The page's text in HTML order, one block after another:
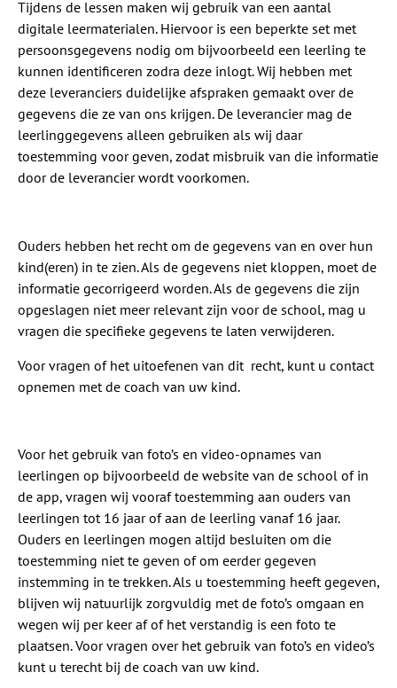
Tijdens de lessen maken wij gebruik van een aantal
digitale leermaterialen. Hiervoor is een beperkte set met
persoonsgegevens nodig om bijvoorbeeld een leerling te
kunnen identificeren zodra deze inlogt. Wij hebben met
deze leveranciers duidelijke afspraken gemaakt over de
gegevens die ze van ons krijgen. De leverancier mag de
leerlinggegevens alleen gebruiken als wij daar
toestemming voor geven, zodat misbruik van die informatie
door de leverancier wordt voorkomen.
Ouders hebben het recht om de gegevens van en over hun
kind(eren) in te zien. Als de gegevens niet kloppen, moet de
informatie gecorrigeerd worden. Als de gegevens die zijn
opgeslagen niet meer relevant zijn voor de school, mag u
vragen die specifieke gegevens te laten verwijderen.
Voor vragen of het uitoefenen van dit recht, kunt u contact
opnemen met de coach van uw kind.
Voor het gebruik van foto’s en video-opnames van
leerlingen op bijvoorbeeld de website van de school of in
de app, vragen wij vooraf toestemming aan ouders van
leerlingen tot 16 jaar of aan de leerling vanaf 16 jaar.
Ouders en leerlingen mogen altijd besluiten om die
toestemming niet te geven of om eerder gegeven
instemming in te trekken. Als u toestemming heeft gegeven,
blijven wij natuurlijk zorgvuldig met de foto’s omgaan en
wegen wij per keer af of het verstandig is een foto te
plaatsen. Voor vragen over het gebruik van foto’s en video’s
kunt u terecht bij de coach van uw kind.